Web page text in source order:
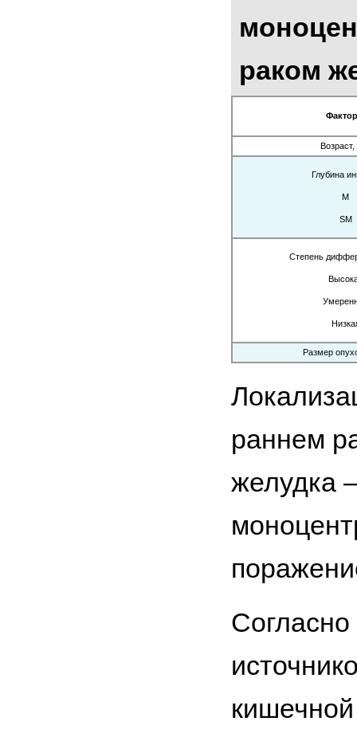
раком
Возраст,
Глубина
M
SM
Степень
Размер
раннем
желудка
Согласно